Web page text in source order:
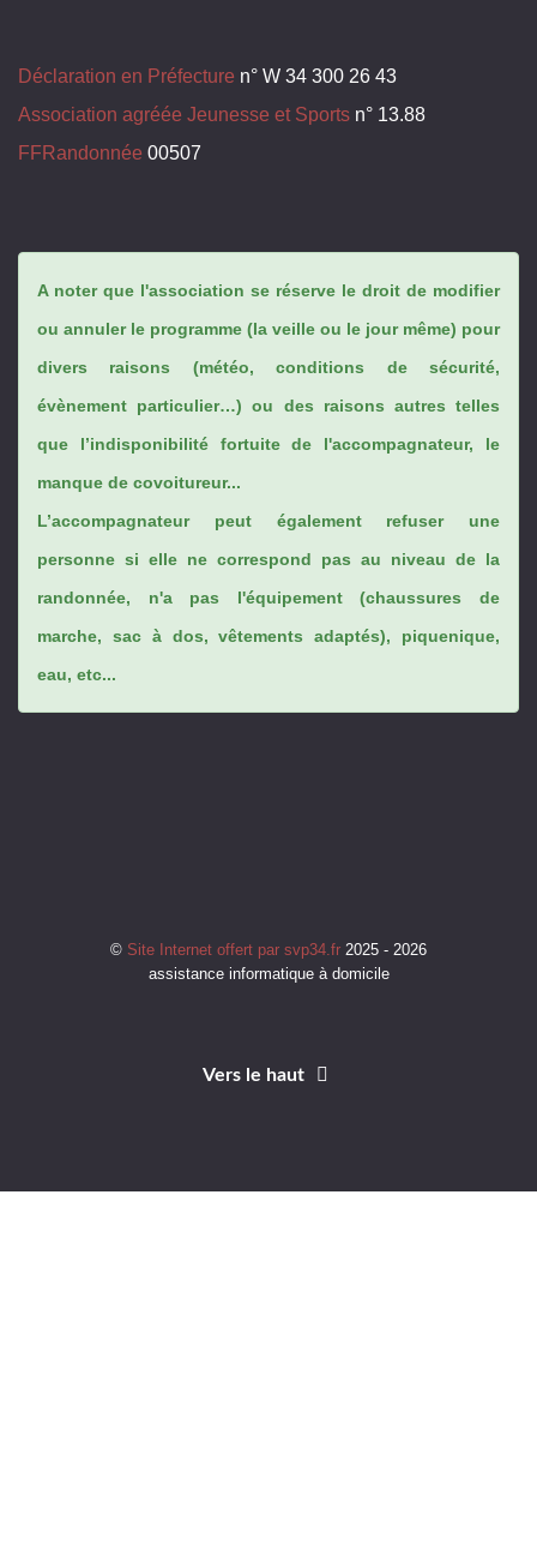
Déclaration en Préfecture n° W 34 300 26 43
Association agréée Jeunesse et Sports n° 13.88
FFRandonnée 00507
A noter que l'association se réserve le droit de modifier
ou annuler le programme (la veille ou le jour même) pour
divers raisons (météo, conditions de sécurité,
évènement particulier…) ou des raisons autres telles
que l’indisponibilité fortuite de l'accompagnateur, le
manque de covoitureur...
L’accompagnateur peut également refuser une
personne si elle ne correspond pas au niveau de la
randonnée, n'a pas l'équipement (chaussures de
marche, sac à dos, vêtements adaptés), piquenique,
eau, etc...
© Site Internet offert par svp34.fr 2025 - 2026
assistance informatique à domicile
Vers le haut